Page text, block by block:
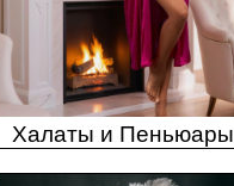
Халаты и Пеньюары